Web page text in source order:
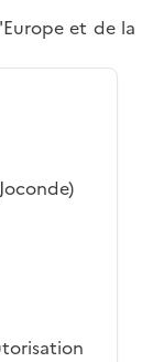
et de la